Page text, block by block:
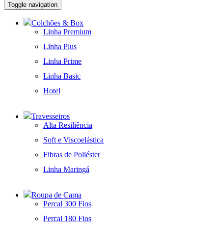
Toggle navigation
Colchões & Box
Linha Premium
Linha Plus
Linha Prime
Linha Basic
Hotel
Travesseiros
Alta Resiliência
Soft e Viscoelástica
Fibras de Poliéster
Linha Maringá
Roupa de Cama
Percal 300 Fios
Percal 180 Fios